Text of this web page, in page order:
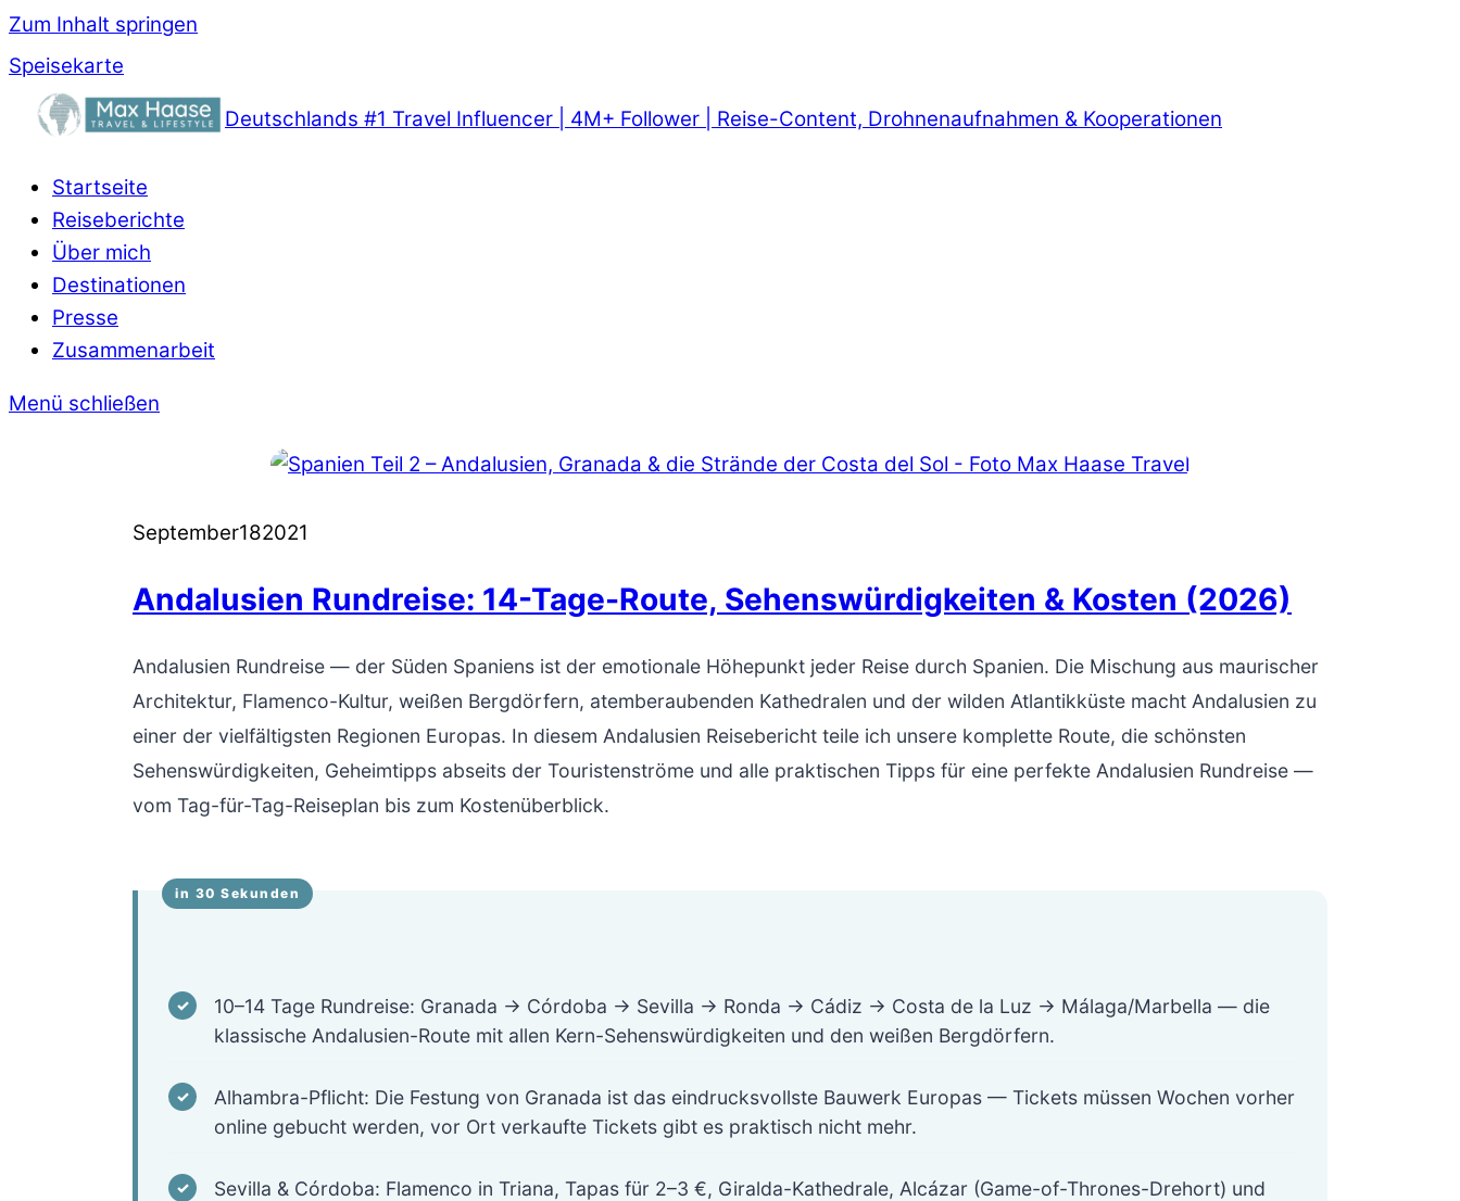
Zum Inhalt springen
Speisekarte
Deutschlands #1 Travel Influencer | 4M+ Follower | Reise-Content, Drohnenaufnahmen & Kooperationen
Startseite
Reiseberichte
Über mich
Destinationen
Presse
Zusammenarbeit
Menü schließen
September182021
Andalusien Rundreise: 14-Tage-Route, Sehenswürdigkeiten & Kosten (2026)
Andalusien Rundreise — der Süden Spaniens ist der emotionale Höhepunkt jeder Reise durch Spanien. Die Mischung aus maurischer
Architektur, Flamenco-Kultur, weißen Bergdörfern, atemberaubenden Kathedralen und der wilden Atlantikküste macht Andalusien zu
einer der vielfältigsten Regionen Europas. In diesem Andalusien Reisebericht teile ich unsere komplette Route, die schönsten
Sehenswürdigkeiten, Geheimtipps abseits der Touristenströme und alle praktischen Tipps für eine perfekte Andalusien Rundreise —
vom Tag-für-Tag-Reiseplan bis zum Kostenüberblick.
10–14 Tage Rundreise: Granada → Córdoba → Sevilla → Ronda → Cádiz → Costa de la Luz → Málaga/Marbella — die
klassische Andalusien-Route mit allen Kern-Sehenswürdigkeiten und den weißen Bergdörfern.
Alhambra-Pflicht: Die Festung von Granada ist das eindrucksvollste Bauwerk Europas — Tickets müssen Wochen vorher
online gebucht werden, vor Ort verkaufte Tickets gibt es praktisch nicht mehr.
Sevilla & Córdoba: Flamenco in Triana, Tapas für 2–3 €, Giralda-Kathedrale, Alcázar (Game-of-Thrones-Drehort) und